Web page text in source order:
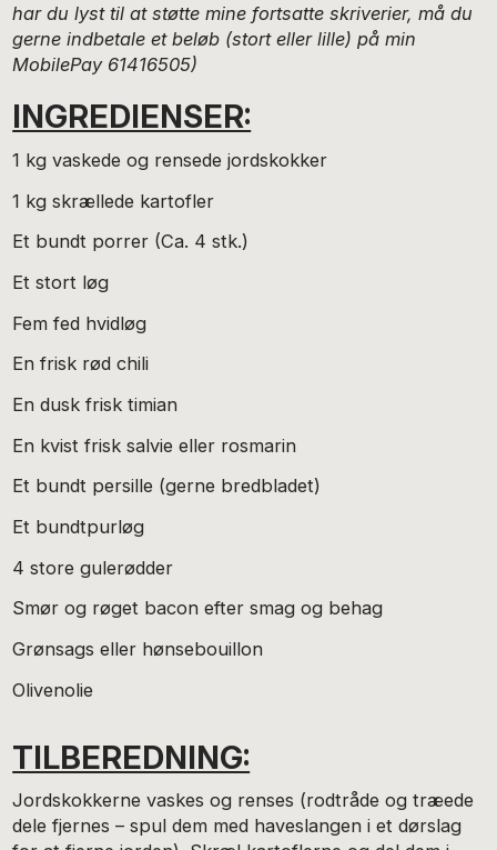
har du lyst til at støtte mine fortsatte skriverier, må du
gerne indbetale et beløb (stort eller lille) på min
MobilePay 61416505)
INGREDIENSER:
1 kg vaskede og rensede jordskokker
1 kg skrællede kartofler
Et bundt porrer (Ca. 4 stk.)
Et stort løg
Fem fed hvidløg
En frisk rød chili
En dusk frisk timian
En kvist frisk salvie eller rosmarin
Et bundt persille (gerne bredbladet)
Et bundtpurløg
4 store gulerødder
Smør og røget bacon efter smag og behag
Grønsags eller hønsebouillon
Olivenolie
TILBEREDNING:
Jordskokkerne vaskes og renses (rodtråde og træede
dele fjernes – spul dem med haveslangen i et dørslag